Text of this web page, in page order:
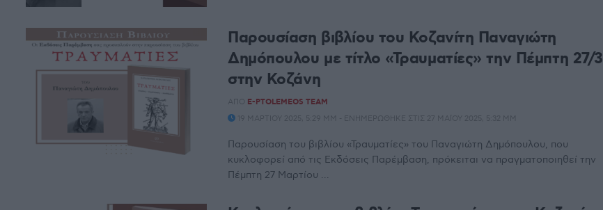
Παρουσίαση βιβλίου του Κοζανίτη Παναγιώτη
Δημόπουλου με τίτλο «Τραυματίες» την Πέμπτη 27/3
στην Κοζάνη
ΑΠΌ E-PTOLEMEOS TEAM
19 ΜΑΡΤΊΟΥ 2025, 5:29 ΜΜ - ΕΝΗΜΕΡΏΘΗΚΕ ΣΤΙΣ 27 ΜΑΪ́ΟΥ 2025, 5:32 ΜΜ
Παρουσίαση του βιβλίου «Τραυματίες» του Παναγιώτη Δημόπουλου, που
κυκλοφορεί από τις Εκδόσεις Παρέμβαση, πρόκειται να πραγματοποιηθεί την
Πέμπτη 27 Μαρτίου ...